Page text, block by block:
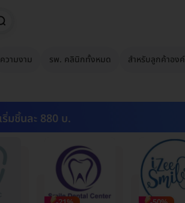
ความงาม รพ. คลินิกทั้งหมด สำหรับลูกค้าอง
ริ่มชิ้นละ 880 บ.